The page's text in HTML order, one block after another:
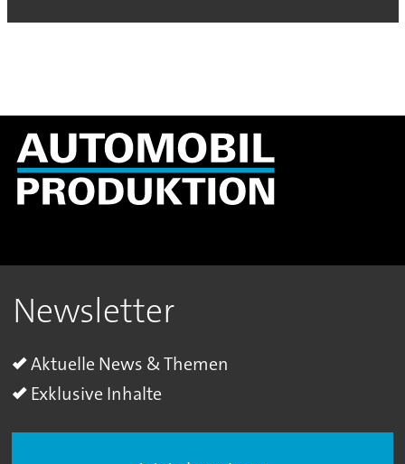
Newsletter
Aktuelle News & Themen
Exklusive Inhalte